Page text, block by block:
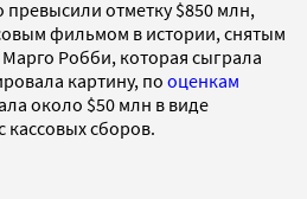
отметку $850 млн,
фильмом в истории, снятым
Робби, которая сыграла
картину, по оценкам
около $50 млн в виде
кассовых сборов.